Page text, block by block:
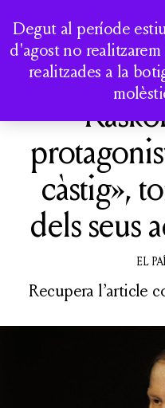
LA
càstig»,
dels seus
EL
Recupera l’article
Degut al període
d'agost no
realitzades a la